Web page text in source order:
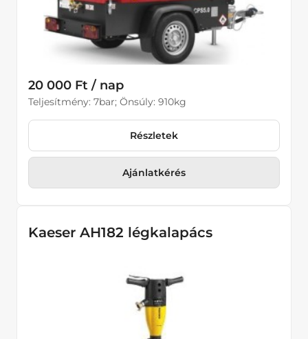
20 000 Ft / nap
Teljesítmény: 7bar; Önsúly: 910kg
Részletek
Ajánlatkérés
Kaeser AH182 légkalapács